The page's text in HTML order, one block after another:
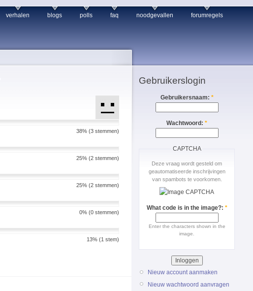
verhalen blogs polls faq noodgevallen forumregels
38% (3 stemmen)
25% (2 stemmen)
25% (2 stemmen)
0% (0 stemmen)
13% (1 stem)
Gebruikerslogin
Gebruikersnaam: *
Wachtwoord: *
CAPTCHA
Deze vraag wordt gesteld om
geautomatiseerde inschrijvingen
van spambots te voorkomen.
What code is in the image?: *
Enter the characters shown in the
image.
Nieuw account aanmaken
Nieuw wachtwoord aanvragen